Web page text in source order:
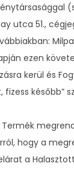
utca 51.,
ezen
kerül és
fizess később”
Termék
hogy a
a